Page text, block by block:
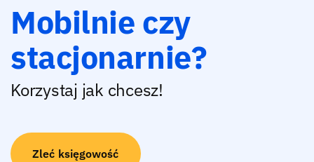
Mobilnie czy
stacjonarnie?
Korzystaj jak chcesz!
Zleć księgowość